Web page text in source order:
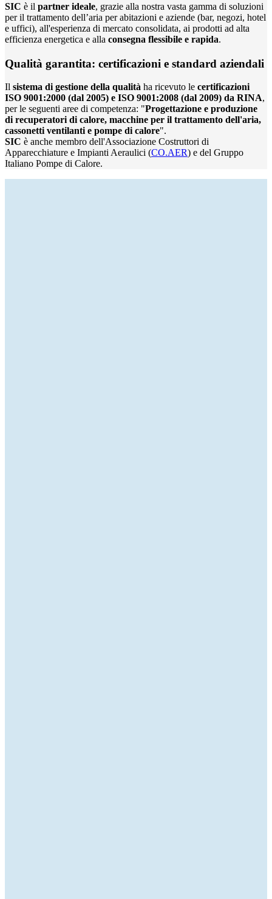
SIC è il partner ideale, grazie alla nostra vasta gamma di soluzioni
per il trattamento dell’aria per abitazioni e aziende (bar, negozi, hotel
e uffici), all'esperienza di mercato consolidata, ai prodotti ad alta
efficienza energetica e alla consegna flessibile e rapida.
Qualità garantita: certificazioni e standard aziendali
Il sistema di gestione della qualità ha ricevuto le certificazioni
ISO 9001:2000 (dal 2005) e ISO 9001:2008 (dal 2009) da RINA,
per le seguenti aree di competenza: "Progettazione e produzione
di recuperatori di calore, macchine per il trattamento dell'aria,
cassonetti ventilanti e pompe di calore".
SIC è anche membro dell'Associazione Costruttori di
Apparecchiature e Impianti Aeraulici (CO.AER) e del Gruppo
Italiano Pompe di Calore.